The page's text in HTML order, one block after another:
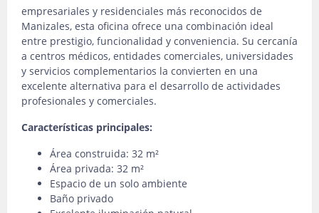
empresariales y residenciales más reconocidos de
Manizales, esta oficina ofrece una combinación ideal
entre prestigio, funcionalidad y conveniencia. Su cercanía
a centros médicos, entidades comerciales, universidades
y servicios complementarios la convierten en una
excelente alternativa para el desarrollo de actividades
profesionales y comerciales.
Características principales:
Área construida: 32 m²
Área privada: 32 m²
Espacio de un solo ambiente
Baño privado